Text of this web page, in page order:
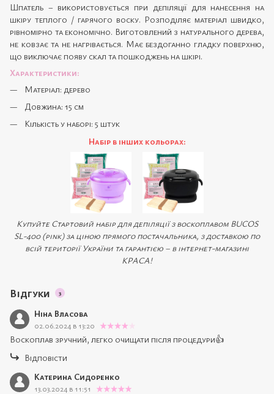
Шпатель – використовується при депіляції для нанесення на
шкіру теплого / гарячого воску. Розподіляє матеріал швидко,
рівномірно та економічно. Виготовлений з натурального дерева,
не ковзає та не нагрівається. Має бездоганно гладку поверхню,
що виключає появу скал та пошкоджень на шкірі.
Характеристики:
Матеріал: дерево
Довжина: 15 см
Кількість у наборі: 5 штук
Набір в інших кольорах:
Купуйте Стартовий набір для депіляції з воскоплавом BUCOS
SL-400 (pink) за ціною прямого постачальника, з доставкою по
всій території України та гарантією – в інтернет-магазині
КРАСА!
Відгуки 3
Ніна Власова
02.06.2024 в 13:20
Воскоплав зручний, легко очищати після процедури👍
Відповісти
Катерина Сидоренко
13.03.2024 в 11:51